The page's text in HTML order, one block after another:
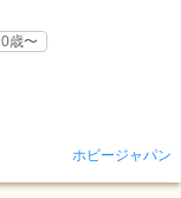
0歳〜
ホビージャパン